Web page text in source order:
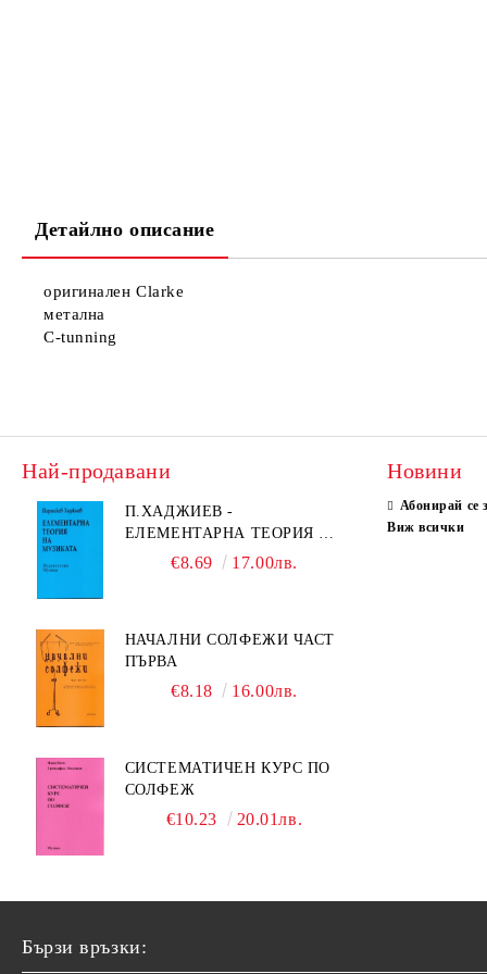
Детайлно описание
оригинален Clarke
метална
C-tunning
Най-продавани
П.ХАДЖИЕВ -
ЕЛЕМЕНТАРНА ТЕОРИЯ НА
МУЗИКАТА
€8.69 17.00лв.
НАЧАЛНИ СОЛФЕЖИ ЧАСТ
ПЪРВА
€8.18 16.00лв.
СИСТЕМАТИЧЕН КУРС ПО
СОЛФЕЖ
€10.23 20.01лв.
Новини
Абонирай се
Виж всички
Бързи връзки: